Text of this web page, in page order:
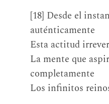
[18] Desde el
auténticamente
Esta actitud
La mente que
completamente
Los infinitos